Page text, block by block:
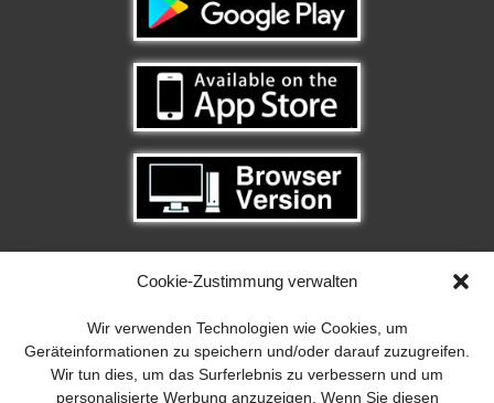
Cookie-Zustimmung verwalten
Wir verwenden Technologien wie Cookies, um
Geräteinformationen zu speichern und/oder darauf zuzugreifen.
Wir tun dies, um das Surferlebnis zu verbessern und um
personalisierte Werbung anzuzeigen. Wenn Sie diesen